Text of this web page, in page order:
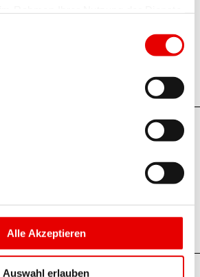
Alle Akzeptieren
Auswahl erlauben
info@regionalmedien.at
Kontakt